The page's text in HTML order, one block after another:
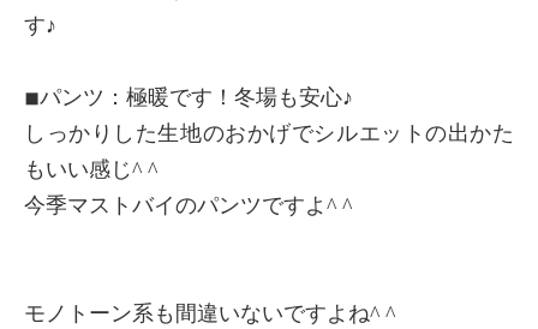
す♪
◾︎パンツ：極暖です！冬場も安心♪
しっかりした生地のおかげでシルエットの出かた
もいい感じ^ ^
今季マストバイのパンツですよ^ ^
モノトーン系も間違いないですよね^ ^